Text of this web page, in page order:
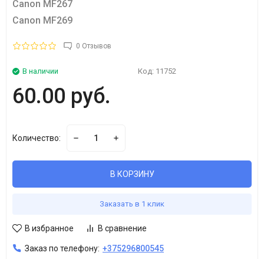
Canon MF267
Canon MF269
0 Отзывов
В наличии Код: 11752
60.00 руб.
Количество:
В КОРЗИНУ
Заказать в 1 клик
В избранное В сравнение
Заказ по телефону: +375296800545